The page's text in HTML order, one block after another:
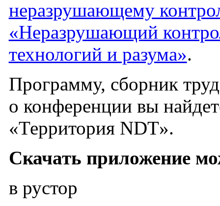
неразрушающему
«Неразрушающий
технологий и разума».
Программу, сборник
о конференции вы
«Территория NDT».
Скачать приложение
в рустор